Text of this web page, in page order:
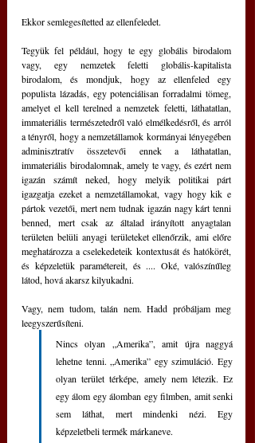
Ekkor semlegesítetted az ellenfeledet.
Tegyük fel például, hogy te egy globális birodalom
vagy, egy nemzetek feletti globális-kapitalista
birodalom, és mondjuk, hogy az ellenfeled egy
populista lázadás, egy potenciálisan forradalmi tömeg,
amelyet el kell terelned a nemzetek feletti, láthatatlan,
immateriális természetedről való elmélkedésről, és arról
a tényről, hogy a nemzetállamok kormányai lényegében
adminisztratív összetevői ennek a láthatatlan,
immateriális birodalomnak, amely te vagy, és ezért nem
igazán számít neked, hogy melyik politikai párt
igazgatja ezeket a nemzetállamokat, vagy hogy kik e
pártok vezetői, mert nem tudnak igazán nagy kárt tenni
benned, mert csak az általad irányított anyagtalan
területen belüli anyagi területeket ellenőrzik, ami előre
meghatározza a cselekedeteik kontextusát és hatókörét,
és képzeletük paramétereit, és .... Oké, valószínűleg
látod, hová akarsz kilyukadni.
Vagy, nem tudom, talán nem. Hadd próbáljam meg
leegyszerűsíteni.
Nincs olyan „Amerika”, amit újra naggyá
lehetne tenni. „Amerika” egy szimuláció. Egy
olyan terület térképe, amely nem létezik. Ez
egy álom egy álomban egy filmben, amit senki
sem láthat, mert mindenki nézi. Egy
képzeletbeli termék márkaneve.